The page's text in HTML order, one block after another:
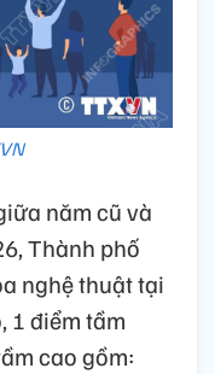
năm cũ và
Thành phố
nghệ thuật tại
1 điểm tầm
cao gồm: